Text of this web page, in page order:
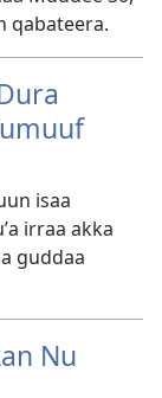
qabateera.
isaa
irraa akka
guddaa
Nu